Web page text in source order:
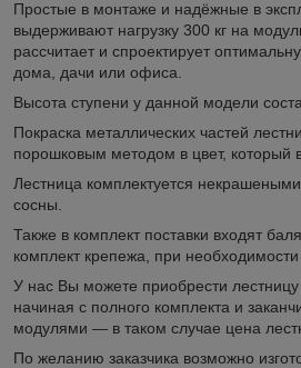
Простые в монтаже и надёжные в
выдерживают нагрузку 300 кг на
рассчитает и спроектирует
дома, дачи или офиса.
Высота ступени у данной модели
Покраска металлических частей
порошковым методом в цвет, который
Лестница комплектуется
сосны.
Также в комплект поставки входят
комплект крепежа, при
У нас Вы можете приобрести
начиная с полного комплекта и
модулями — в таком случае цена
По желанию заказчика возможно